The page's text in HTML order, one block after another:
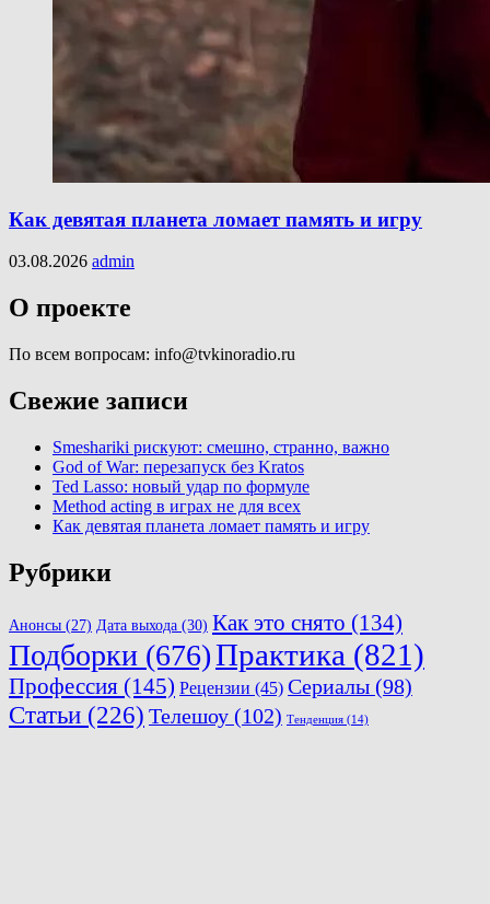
Как девятая планета ломает память и игру
03.08.2026 admin
О проекте
По всем вопросам: info@tvkinoradio.ru
Свежие записи
Smeshariki рискуют: смешно, странно, важно
God of War: перезапуск без Kratos
Ted Lasso: новый удар по формуле
Method acting в играх не для всех
Как девятая планета ломает память и игру
Рубрики
Анонсы (27) Дата выхода (30) Как это снято (134)
Подборки (676)Практика (821)
Профессия (145) Рецензии (45) Сериалы (98)
Статьи (226) Телешоу (102) Тенденция (14)